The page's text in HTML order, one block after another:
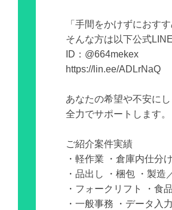
「手間をかけずにおす
そんな方は以下公式
ID：@664mekex
https://lin.ee/ADLrNaQ
あなたの希望や不安にし
全力でサポートします。
ご紹介案件実績
・軽作業 ・倉庫内仕分
・品出し ・梱包 ・製造
・フォークリフト ・食
・一般事務 ・データ入